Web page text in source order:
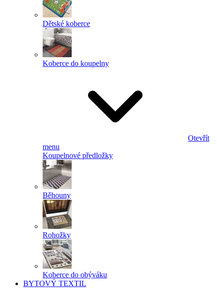
Dětské koberce
Koberce do koupelny
Otevřít
menu
Koupelnové předložky
Běhouny
Rohožky
Koberce do obýváku
BYTOVÝ TEXTIL